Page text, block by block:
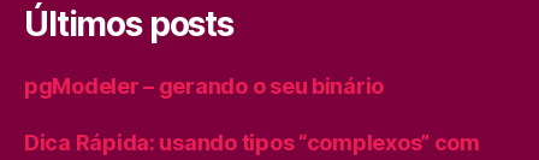
Últimos posts
pgModeler – gerando o seu binário
Dica Rápida: usando tipos “complexos” com